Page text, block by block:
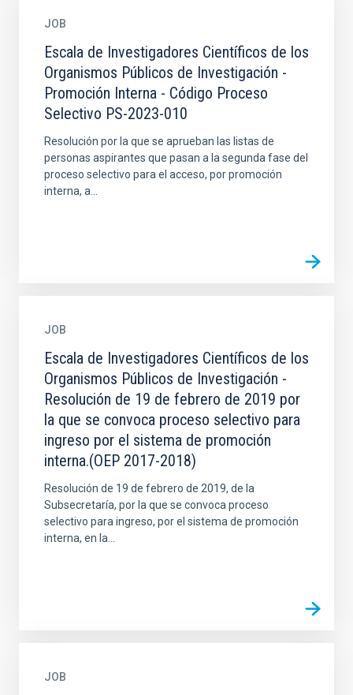
JOB
Escala de Investigadores Científicos de los
Organismos Públicos de Investigación -
Promoción Interna - Código Proceso
Selectivo PS-2023-010
Resolución por la que se aprueban las listas de
personas aspirantes que pasan a la segunda fase del
proceso selectivo para el acceso, por promoción
interna, a...
JOB
Escala de Investigadores Científicos de los
Organismos Públicos de Investigación -
Resolución de 19 de febrero de 2019 por
la que se convoca proceso selectivo para
ingreso por el sistema de promoción
interna.(OEP 2017-2018)
Resolución de 19 de febrero de 2019, de la
Subsecretaría, por la que se convoca proceso
selectivo para ingreso, por el sistema de promoción
interna, en la...
JOB